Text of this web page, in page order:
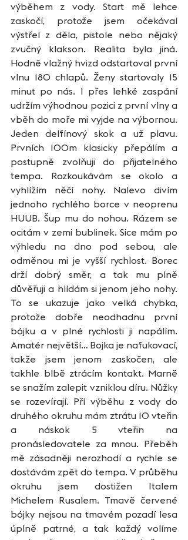
výběhem z vody. Start mě lehce
zaskočí, protože jsem očekával
výstřel z děla, pistole nebo nějaký
zvučný klakson. Realita byla jiná.
Hodně vlažný hvizd odstartoval první
vlnu 180 chlapů. Ženy startovaly 15
minut po nás. I přes lehké zaspání
udržím výhodnou pozici z první vlny a
vběh do moře mi vyjde na výbornou.
Jeden delfínový skok a už plavu.
Prvních 100m klasicky přepálím a
postupně zvolňuji do přijatelného
tempa. Rozkoukávám se okolo a
vyhlížím něčí nohy. Nalevo divím
jednoho rychlého borce v neoprenu
HUUB. Šup mu do nohou. Rázem se
ocitám v zemi bublinek. Sice mám po
výhledu na dno pod sebou, ale
odměnou mi je vyšší rychlost. Borec
drží dobrý směr, a tak mu plně
důvěřuji a hlídám si jenom jeho nohy.
To se ukazuje jako velká chybka,
protože dobře neodhadnu první
bójku a v plné rychlosti ji napálím.
Amatér největší… Bojka je nafukovací,
takže jsem jenom zaskočen, ale
takhle blbě ztrácím kontakt. Marně
se snažím zalepit vzniklou díru. Nůžky
se rozevírají. Pří výběhu z vody do
druhého okruhu mám ztrátu 10 vteřin
a náskok 5 vteřin na
pronásledovatele za mnou. Přeběh
mě zásadněji nerozhodí a rychle se
dostávám zpět do tempa. V průběhu
okruhu jsem dostižen Italem
Michelem Rusalem. Tmavě červené
bójky nejsou na tmavém pozadí lesa
úplně patrné, a tak každý volíme